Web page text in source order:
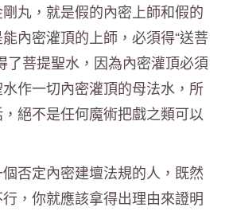
丸，就是假的內密上師和假的
內密灌頂的上師，必須得“送菩
了菩提聖水，因為內密灌頂必須
作一切內密灌頂的母法水，所
絕不是任何魔術把戲之類可以
否定內密建壇法規的人，既然
，你就應該拿得出理由來證明